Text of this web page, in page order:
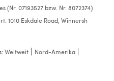
(Nr. 07193527 bzw. Nr. 8072374)
1010 Eskdale Road, Winnersh
Weltweit
Nord-Amerika